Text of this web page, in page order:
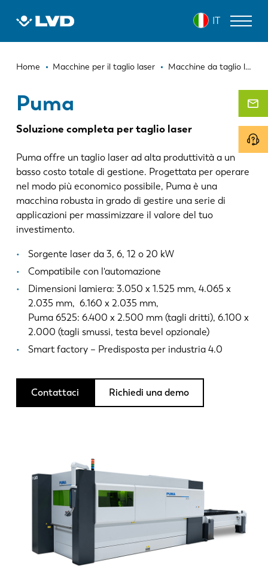
IT
Briciole
pane
Home Macchine per il taglio laser Macchine da taglio laser a superficie plana
Puma
Soluzione completa per taglio laser
Puma offre un taglio laser ad alta produttività a un
basso costo totale di gestione. Progettata per operare
nel modo più economico possibile, Puma è una
macchina robusta in grado di gestire una serie di
applicazioni per massimizzare il valore del tuo
investimento.
Sorgente laser da 3, 6, 12 o 20 kW
Compatibile con l'automazione
Dimensioni lamiera: 3.050 x 1.525 mm, 4.065 x
2.035 mm, 6.160 x 2.035 mm,
Puma 6525: 6.400 x 2.500 mm (tagli dritti), 6.100 x
2.000 (tagli smussi, testa bevel opzionale)
Smart factory – Predisposta per industria 4.0
Contattaci Richiedi una demo
PUMA
MACCHINE PER IL TAGLIO LASER
CESOIE
SOFTWARE
SERVIZIO CLIENTI
SU LVD
Notizie
Scopri LVD
Storie di clienti
Eventi
Centro risorse